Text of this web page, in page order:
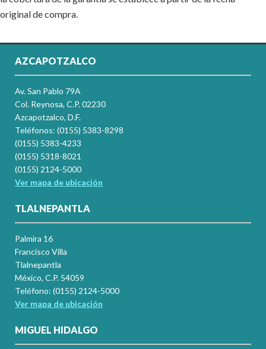
original de compra.
AZCAPOTZALCO
Av. San Pablo 79A
Col. Reynosa, C.P. 02230
Azcapotzalco, D.F.
Teléfonos: (0155) 5383-8298
(0155) 5383-4233
(0155) 5318-8021
(0155) 2124-5000
Ver mapa de ubicación
TLALNEPANTLA
Palmira 16
Francisco Villa
Tlalnepantla
México, C.P. 54059
Teléfono: (0155) 2124-5000
Ver mapa de ubicación
MIGUEL HIDALGO